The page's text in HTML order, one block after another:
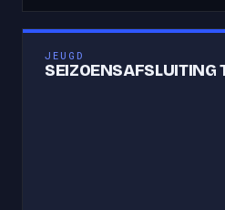
JEUGD
SEIZOENSAFSLUITING